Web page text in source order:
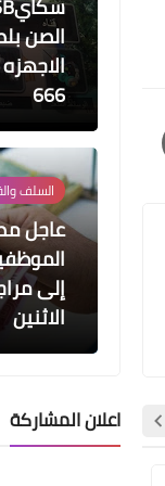
666
السلف
عاجل
إلى
الاثنين
اعلان المشاركة